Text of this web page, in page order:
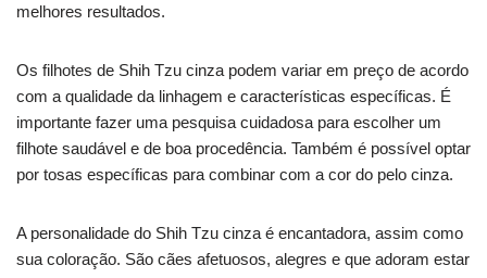
melhores resultados.
Os filhotes de Shih Tzu cinza podem variar em preço de acordo
com a qualidade da linhagem e características específicas. É
importante fazer uma pesquisa cuidadosa para escolher um
filhote saudável e de boa procedência. Também é possível optar
por tosas específicas para combinar com a cor do pelo cinza.
A personalidade do Shih Tzu cinza é encantadora, assim como
sua coloração. São cães afetuosos, alegres e que adoram estar